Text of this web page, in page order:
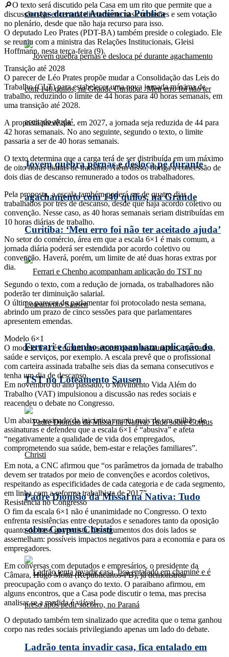
contas durante Audiência Pública
Jovem quebra pernas e desloca pé durante
agachamento com 140 quilos, na Grande
Curitiba: ‘Meu erro foi não ter aceitado ajuda’
Ferrari e Chenho acompanham aplicação do
TST no Loteamento Sausen
Padre Dionísio da Missal na Nativa: Tudo
sobre Corpus Christi
Ladrão tenta invadir casa, fica entalado em
🔎O texto será discutido pela Casa em um rito que permite que a
discussão seja encerrada diretamente nas comissões e sem votação
no plenário, desde que não haja recurso para isso.
O deputado Leo Prates (PDT-BA) também preside o colegiado. Ele
se reuniu com a ministra das Relações Institucionais, Gleisi
Hoffmann, nesta terça-feira (9).
Transição até 2028
O parecer de Léo Prates propõe mudar a Consolidação das Leis do
Trabalho (CLT) para estabelecer uma nova jornada máxima de
trabalho, reduzindo o limite de 44 horas para 40 horas semanais, em
uma transição até 2028.
A proposta prevê que, em 2027, a jornada seja reduzida de 44 para
42 horas semanais. No ano seguinte, segundo o texto, o limite
passaria a ser de 40 horas semanais.
O texto determina que a carga terá de ser distribuída em um máximo
de oito horas diárias de trabalho. Além disso, obriga a concessão de
dois dias de descanso remunerado a todos os trabalhadores.
Pela proposta, a escala também poderá ser de quatro dias
trabalhados por três de descanso, desde que haja acordo coletivo ou
convenção. Nesse caso, as 40 horas semanais seriam distribuídas em
10 horas diárias de trabalho.
No setor do comércio, área em que a escala 6×1 é mais comum, a
jornada diária poderá ser estendida por acordo coletivo ou
convenção. Haverá, porém, um limite de até duas horas extras por
dia.
Segundo o texto, com a redução de jornada, os trabalhadores não
poderão ter diminuição salarial.
O último parecer do parlamentar foi protocolado nesta semana,
abrindo um prazo de cinco sessões para que parlamentares
apresentem emendas.
Modelo 6×1
O modelo 6×1 é comum em setores como restaurantes, mercados,
saúde e serviços, por exemplo. A escala prevê que o profissional
com carteira assinada trabalhe seis dias da semana consecutivos e
tenha um dia de descanso.
Em novembro do ano passado, o Movimento Vida Além do
Trabalho (VAT) impulsionou a discussão nas redes sociais e
reacendeu o debate no Congresso.
Um abaixo-assinado da iniciativa reuniu mais de um milhão de
assinaturas e defendeu que a escala 6×1 é “abusiva” e afeta
“negativamente a qualidade de vida dos empregados,
comprometendo sua saúde, bem-estar e relações familiares”.
Em nota, a CNC afirmou que “os parâmetros da jornada de trabalho
devem ser tratados por meio de convenções e acordos coletivos,
respeitando as especificidades de cada categoria e de cada segmento,
em linha com a reforma trabalhista de 2017”.
Resistência no Congresso
O fim da escala 6×1 não é unanimidade no Congresso. O texto
enfrenta resistências entre deputados e senadores tanto da oposição
quanto da base governista. Os argumentos dos dois lados se
assemelham: possíveis impactos negativos para a economia e para os
empregadores.
Em conversas com deputados e empresários, o presidente da
Câmara, Hugo Motta (Republicanos-PB), já demonstrou
preocupação com o avanço do texto. O paraibano afirmou, em
alguns encontros, que a Casa pode discutir o tema, mas precisa
analisar se a medida é viável.
O deputado também tem sinalizado que acredita que o tema ganhou
corpo nas redes sociais privilegiando apenas um lado do debate.